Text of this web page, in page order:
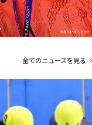
全てのニュースを見る